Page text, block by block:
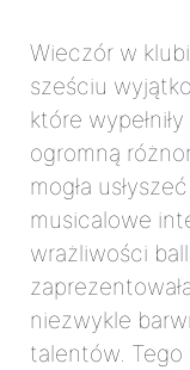
Wieczór w
sześciu
które
ogromną
mogła
musicalowe
wrażliwości
niezwykle
talentów. Tego